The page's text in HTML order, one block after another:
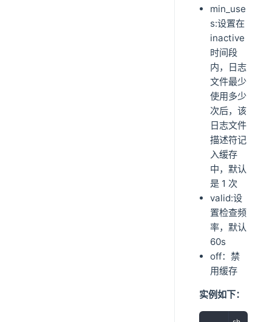
min_use
s:设置在
inactive
时间段
内，日志
文件最少
使用多少
次后，该
日志文件
描述符记
入缓存
中，默认
是 1 次
valid:设
置检查频
率，默认
60s
off：禁
用缓存
实例如下：